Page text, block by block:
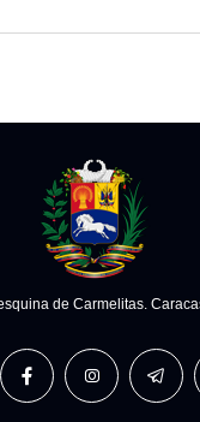
de Carmelitas.